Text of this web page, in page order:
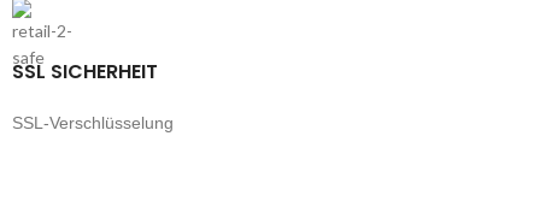
SSL SICHERHEIT
SSL-Verschlüsselung